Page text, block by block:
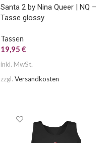
Santa 2 by Nina Queer | NQ –
Tasse glossy
Tassen
19,95 €
inkl. MwSt.
zzgl. Versandkosten